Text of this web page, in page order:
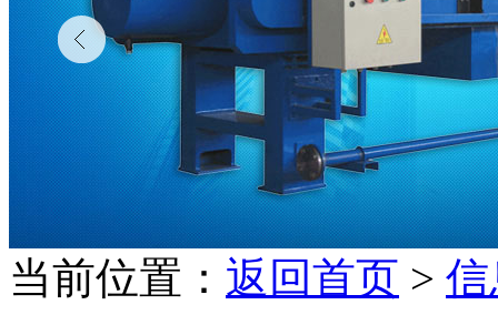
当前位置： 返回首页 >